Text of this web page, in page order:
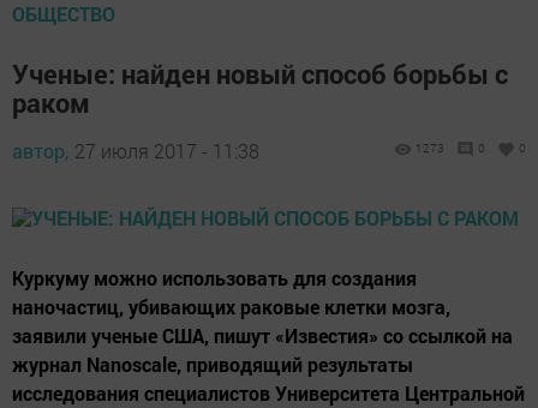
ОБЩЕСТВО
Ученые: найден новый способ борьбы с
раком
автор, 27 июля 2017 - 11:38 1273 0 0
Куркуму можно использовать для создания
наночастиц, убивающих раковые клетки мозга,
заявили ученые США, пишут «Известия» со ссылкой на
журнал Nanoscale, приводящий результаты
исследования специалистов Университета Центральной